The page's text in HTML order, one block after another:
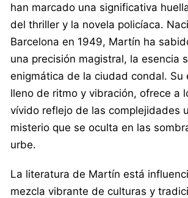
han marcado una significativa
del thriller y la novela policíaca.
Barcelona en 1949, Martín ha
una precisión magistral, la esencia
enigmática de la ciudad condal. Su
lleno de ritmo y vibración, ofrece a
vívido reflejo de las complejidades
misterio que se oculta en las
urbe.
La literatura de Martín está
mezcla vibrante de culturas y